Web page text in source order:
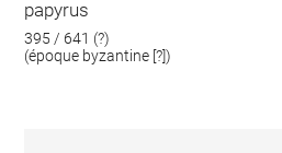
papyrus
395 / 641 (?)
(époque byzantine [?])